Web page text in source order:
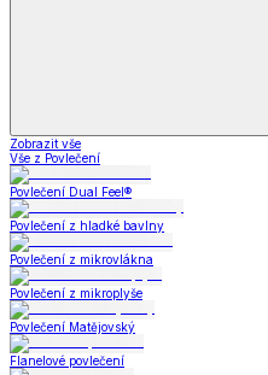
Zobrazit vše
Vše z Povlečení
Povlečení Dual Feel®
Povlečení z hladké bavlny
Povlečení z mikrovlákna
Povlečení z mikroplyše
Povlečení Matějovský
Flanelové povlečení